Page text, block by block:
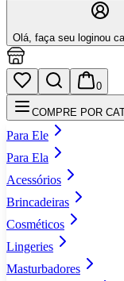
Olá, faça seu loginou
0
COMPRE POR
Para Ele
Para Ela
Acessórios
Brincadeiras
Cosméticos
Lingeries
Masturbadores